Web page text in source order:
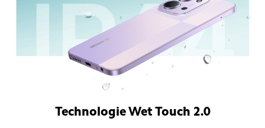
Technologie Wet Touch 2.0